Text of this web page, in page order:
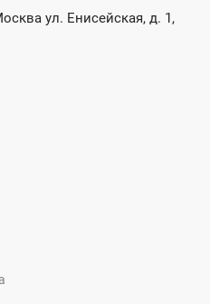
ул. Енисейская, д. 1,